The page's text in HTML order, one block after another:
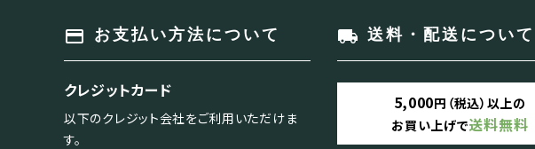
カテゴリー
payment お支払い方法について
クレジットカード
以下のクレジット会社をご利用いただけま
す。
local_shipping 送料・配送について
5,000円（税込）以上の
お買い上げで送料無料